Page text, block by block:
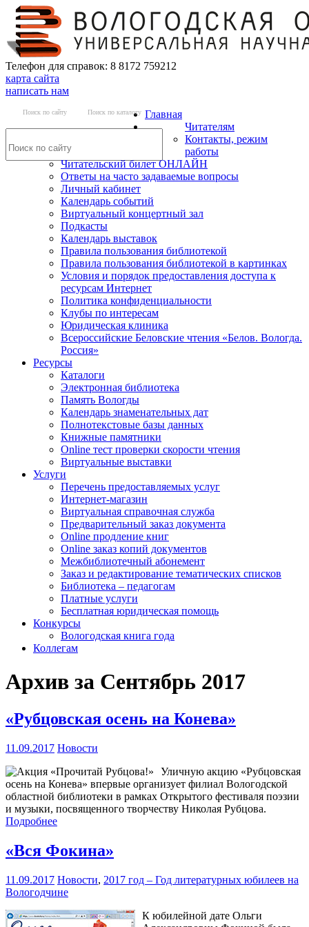
Телефон для справок: 8 8172 759212
карта сайта
написать нам
Поиск по сайту Поиск по каталогу Главная
Читателям
Контакты, режим
работы
Читательский билет ОНЛАЙН
Ответы на часто задаваемые вопросы
Личный кабинет
Календарь событий
Виртуальный концертный зал
Подкасты
Календарь выставок
Правила пользования библиотекой
Правила пользования библиотекой в картинках
Условия и порядок предоставления доступа к
ресурсам Интернет
Политика конфиденциальности
Клубы по интересам
Юридическая клиника
Всероссийские Беловские чтения «Белов. Вологда.
Россия»
Ресурсы
Каталоги
Электронная библиотека
Память Вологды
Календарь знаменательных дат
Полнотекстовые базы данных
Книжные памятники
Online тест проверки скорости чтения
Виртуальные выставки
Услуги
Перечень предоставляемых услуг
Интернет-магазин
Виртуальная справочная служба
Предварительный заказ документа
Online продление книг
Online заказ копий документов
Межбиблиотечный абонемент
Заказ и редактирование тематических списков
Библиотека – педагогам
Платные услуги
Бесплатная юридическая помощь
Конкурсы
Вологодская книга года
Коллегам
Архив за Сентябрь 2017
«Рубцовская осень на Конева»
11.09.2017 Новости
Уличную акцию «Рубцовская
осень на Конева» впервые организует филиал Вологодской
областной библиотеки в рамках Открытого фестиваля поэзии
и музыки, посвященного творчеству Николая Рубцова.
Подробнее
«Вся Фокина»
11.09.2017 Новости, 2017 год – Год литературных юбилеев на
Вологодчине
К юбилейной дате Ольги